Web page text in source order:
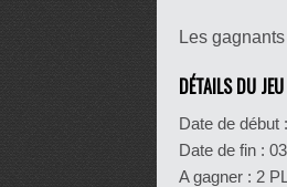
Les
DÉTAILS DU JEU
Date de début :
Date de fin :
A gagner : 2